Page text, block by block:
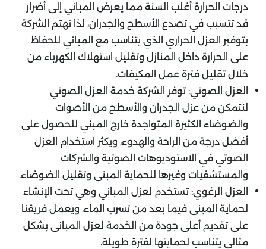
درجات الحرارة أغلب السنة مما يعرض المباني إلى أضرار
قد تتسبب في تصدع الأسطح والجدران، لذا تهتم الشركة
بتوفير العزل الحراري الذي يتناسب مع المباني للحفاظ
على الحرارة داخل المنازل وتقليل استهلاك الكهرباء من
خلال تقليل فترة عمل المكيفات.
العزل الصوتي: توفر الشركة خدمة العزل الصوتي
لنتمكن من عزل الجدران والأسطح من الأصوات
والضوضاء الكثيرة المتواجدة خارج المبني للحصول على
أفضل درجة من الراحة والهدوء، ويكثر استخدام العزل
الصوتي في الاستوديوهات الصوتية والشركات
والمستشفيات وغيرها للحماية المبنى وتقليل الضوضاء.
العزل الرغوي: تستخدم لعزل المباني وهي تحت الإنشاء
لحماية المبنى فيما بعد من تسرب الماء، ويعمل فريقنا
على تقديم أعلى جودة من الخدمة لعزل المبانى بشكل
مثالي يتناسب لحمايتها لفترة طويلة.